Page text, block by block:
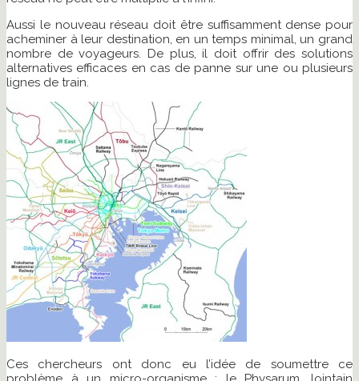
Aussi le nouveau réseau doit être suffisamment dense pour
acheminer à leur destination, en un temps minimal, un grand
nombre de voyageurs. De plus, il doit offrir des solutions
alternatives efficaces en cas de panne sur une ou plusieurs
lignes de train.
Ces chercheurs ont donc eu l’idée de soumettre ce